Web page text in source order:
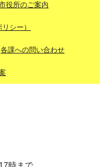
役所のご案内
シー）
各課への問い合わせ